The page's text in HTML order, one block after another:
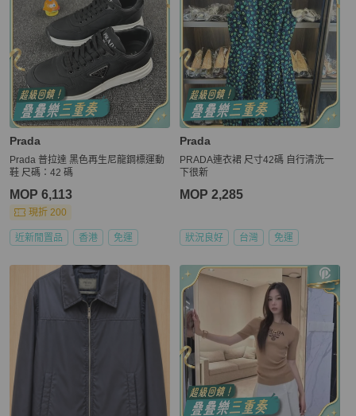
Prada
Prada 普拉達 黑色再生尼龍鋼標運動
鞋 尺碼：42 碼
MOP 6,113
現折 200
近新閒置品 香港 免運
Prada
PRADA連衣裙 尺寸42碼 自行清洗一
下很新
MOP 2,285
狀況良好 台灣 免運